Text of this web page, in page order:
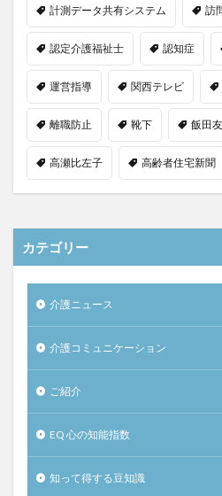
計測データ共有システム 訪
認定介護福祉士 認知症
運営指導 関西テレビ
離職防止 靴下 飯田
高瀬比左子 高齢者住宅新聞
カテゴリー
介護ニュース
介護コミュニケーション
ご紹介
EQ 心の知能指数
知って得する豆知識